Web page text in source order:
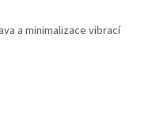
a minimalizace vibrací